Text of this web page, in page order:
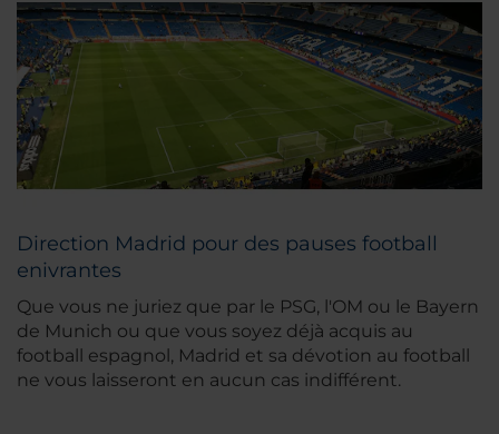
Direction Madrid pour des pauses football
enivrantes
Que vous ne juriez que par le PSG, l'OM ou le Bayern
de Munich ou que vous soyez déjà acquis au
football espagnol, Madrid et sa dévotion au football
ne vous laisseront en aucun cas indifférent.